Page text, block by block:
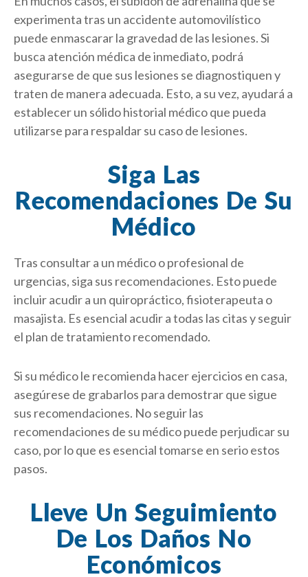
experimenta tras un accidente automovilístico
puede enmascarar la gravedad de las lesiones. Si
busca atención médica de inmediato, podrá
asegurarse de que sus lesiones se diagnostiquen y
traten de manera adecuada. Esto, a su vez, ayudará a
establecer un sólido historial médico que pueda
utilizarse para respaldar su caso de lesiones.
Siga Las
Recomendaciones De Su
Médico
Tras consultar a un médico o profesional de
urgencias, siga sus recomendaciones. Esto puede
incluir acudir a un quiropráctico, fisioterapeuta o
masajista. Es esencial acudir a todas las citas y seguir
el plan de tratamiento recomendado.
Si su médico le recomienda hacer ejercicios en casa,
asegúrese de grabarlos para demostrar que sigue
sus recomendaciones. No seguir las
recomendaciones de su médico puede perjudicar su
caso, por lo que es esencial tomarse en serio estos
pasos.
Lleve Un Seguimiento
De Los Daños No
Económicos